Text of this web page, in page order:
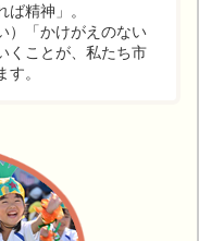
精神」。
）「かけがえのない
くことが、私たち市
。